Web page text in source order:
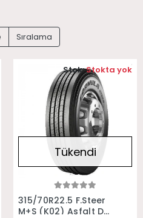
Sıralama
Stokta Yok
Tükendi
315/70R22.5 F.Steer
M+S (K02) Asfalt Düz
Stok:Stokta yok